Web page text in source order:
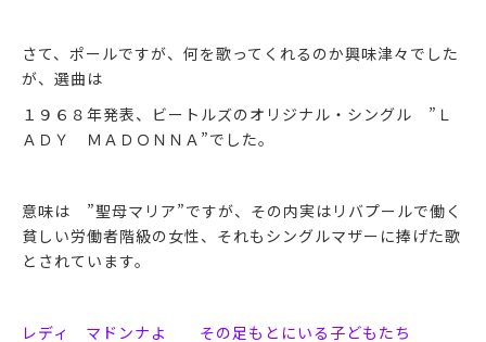
さて、ポールですが、何を歌ってくれるのか興味津々でした
が、選曲は
１９６８年発表、ビートルズのオリジナル・シングル ”Ｌ
ＡＤＹ ＭＡＤＯＮＮＡ”でした。
意味は ”聖母マリア”ですが、その内実はリバプールで働く
貧しい労働者階級の女性、それもシングルマザーに捧げた歌
とされています。
レディ マドンナよ その足もとにいる子どもたち